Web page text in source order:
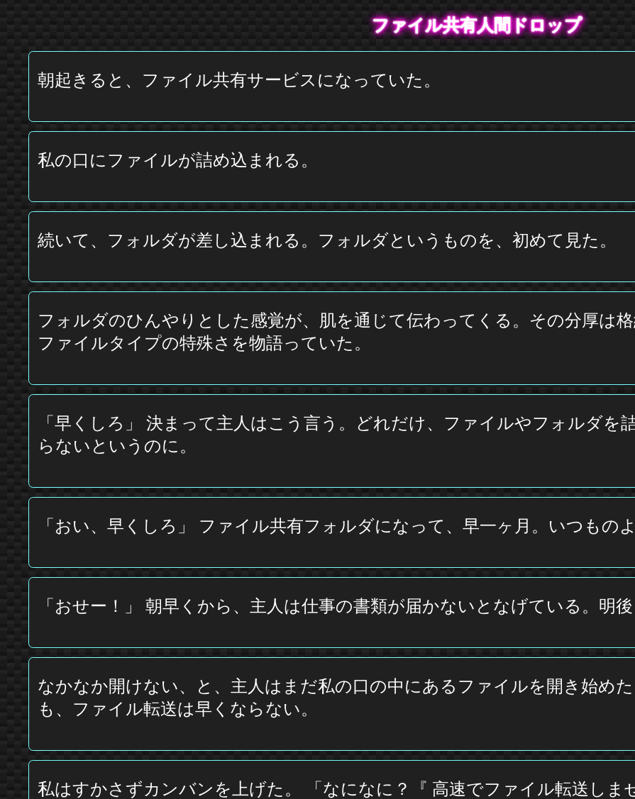
ファイル共有人間ドロップ
朝起きると、ファイル共有サービスになっていた。
私の口にファイルが詰め込まれる。
続いて、フォルダが差し込まれる。フォルダというものを、初めて見た。
フォルダのひんやりとした感覚が、肌を通じて伝わってくる。その分厚は
ファイルタイプの特殊さを物語っていた。
「早くしろ」 決まって主人はこう言う。どれだけ、ファイルやフォルダを
らないというのに。
「おい、早くしろ」 ファイル共有フォルダになって、早一ヶ月。いつもの
「おせー！」 朝早くから、主人は仕事の書類が届かないとなげている。明
なかなか開けない、と、主人はまだ私の口の中にあるファイルを開き始め
も、ファイル転送は早くならない。
私はすかさずカンバンを上げた。 「なになに？『 高速でファイル転送しま